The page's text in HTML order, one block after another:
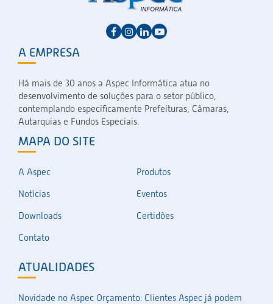
A EMPRESA
Há mais de 30 anos a Aspec Informática atua no
desenvolvimento de soluções para o setor público,
contemplando especificamente Prefeituras, Câmaras,
Autarquias e Fundos Especiais.
MAPA DO SITE
A Aspec
Produtos
Notícias
Eventos
Downloads
Certidões
Contato
ATUALIDADES
Novidade no Aspec Orçamento: Clientes Aspec já podem